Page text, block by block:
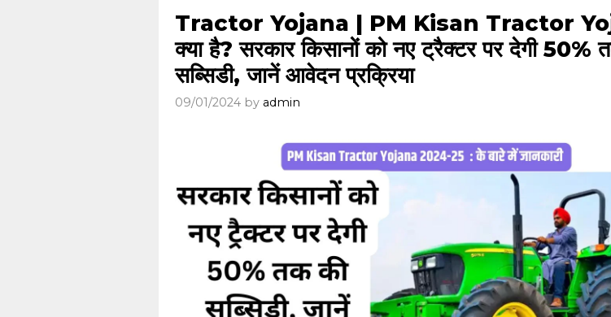
Tractor Yojana | PM Kisan Tractor
क्या है? सरकार किसानों को नए ट्रैक्टर पर देगी 50%
सब्सिडी, जानें आवेदन प्रक्रिया
09/01/2024 by admin